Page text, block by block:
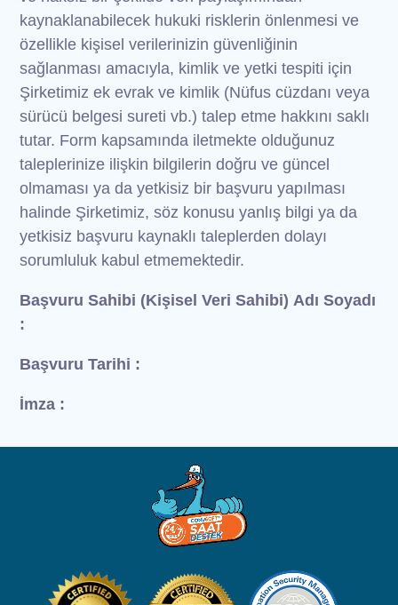
kaynaklanabilecek hukuki risklerin önlenmesi ve
özellikle kişisel verilerinizin güvenliğinin
sağlanması amacıyla, kimlik ve yetki tespiti için
Şirketimiz ek evrak ve kimlik (Nüfus cüzdanı veya
sürücü belgesi sureti vb.) talep etme hakkını saklı
tutar. Form kapsamında iletmekte olduğunuz
taleplerinize ilişkin bilgilerin doğru ve güncel
olmaması ya da yetkisiz bir başvuru yapılması
halinde Şirketimiz, söz konusu yanlış bilgi ya da
yetkisiz başvuru kaynaklı taleplerden dolayı
sorumluluk kabul etmemektedir.
Başvuru Sahibi (Kişisel Veri Sahibi) Adı Soyadı
:
Başvuru Tarihi :
İmza :